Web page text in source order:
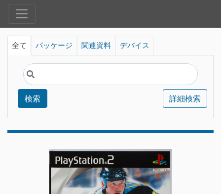
全て パッケージ 関連資料 デバイス
検索 詳細検索